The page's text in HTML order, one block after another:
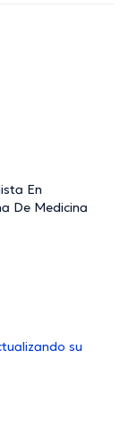
En
De Medicina
su